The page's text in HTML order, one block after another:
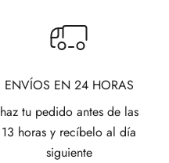
ENVÍOS EN 24 HORAS
haz tu pedido antes de las
13 horas y recíbelo al día
siguiente